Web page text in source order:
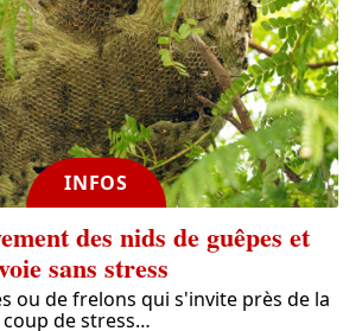
INFOS
des nids de guêpes et
sans stress
ou de frelons qui s'invite près de la
de stress…